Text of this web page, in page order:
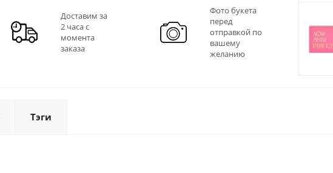
Доставим за
2 часа с
момента
заказа
Фото букета
перед
отправкой по
вашему
желанию
Тэги